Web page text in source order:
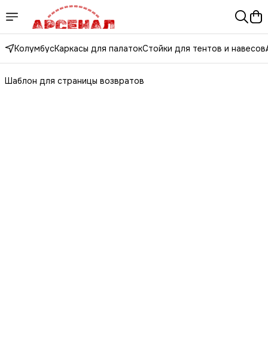
КолумбусКаркасы для палатокСтойки для тентов и навесов
Шаблон для страницы возвратов